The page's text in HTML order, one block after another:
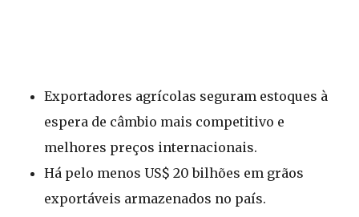
Exportadores agrícolas seguram estoques à
espera de câmbio mais competitivo e
melhores preços internacionais.
Há pelo menos US$ 20 bilhões em grãos
exportáveis armazenados no país.